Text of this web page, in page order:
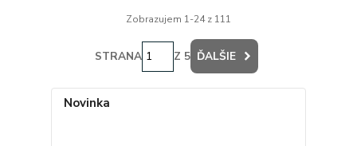
Zobrazujem 1-24 z 111
STRANA Z 5 ĎALŠIE
Novinka